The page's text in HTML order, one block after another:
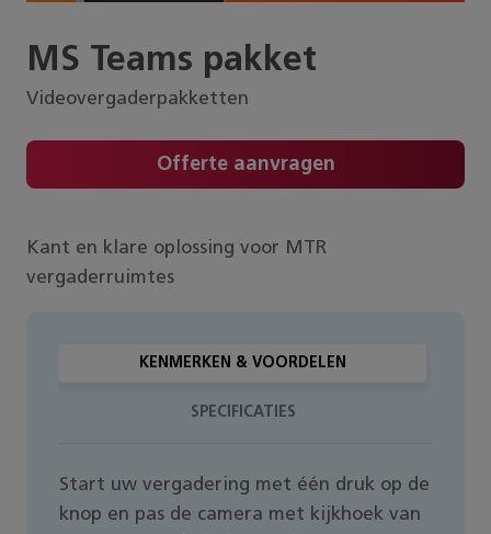
MS Teams pakket
Videovergaderpakketten
Offerte aanvragen
Kant en klare oplossing voor MTR
vergaderruimtes
KENMERKEN & VOORDELEN
SPECIFICATIES
Start uw vergadering met één druk op de
knop en pas de camera met kijkhoek van